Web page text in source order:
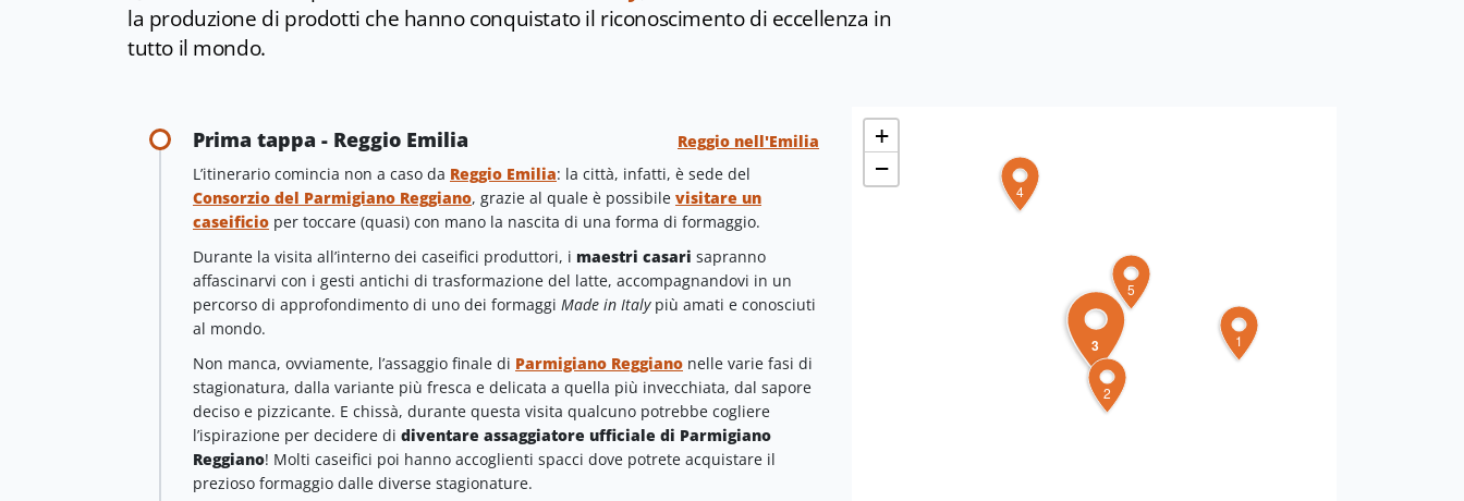
la produzione di prodotti che hanno conquistato il riconoscimento di eccellenza in
tutto il mondo.
Prima tappa - Reggio Emilia
Reggio nell'Emilia
L’itinerario comincia non a caso da Reggio Emilia: la città, infatti, è sede del
Consorzio del Parmigiano Reggiano, grazie al quale è possibile visitare un
caseificio per toccare (quasi) con mano la nascita di una forma di formaggio.
Durante la visita all’interno dei caseifici produttori, i maestri casari sapranno
affascinarvi con i gesti antichi di trasformazione del latte, accompagnandovi in un
percorso di approfondimento di uno dei formaggi Made in Italypiù amati e conosciuti
al mondo.
Non manca, ovviamente, l’assaggio finale di Parmigiano Reggiano nelle varie fasi di
stagionatura, dalla variante più fresca e delicata a quella più invecchiata, dal sapore
deciso e pizzicante. E chissà, durante questa visita qualcuno potrebbe cogliere
l’ispirazione per decidere di diventare assaggiatore ufficiale di Parmigiano
Reggiano! Molti caseifici poi hanno accoglienti spacci dove potrete acquistare il
prezioso formaggio dalle diverse stagionature.
1
2
3
4
5
+
−